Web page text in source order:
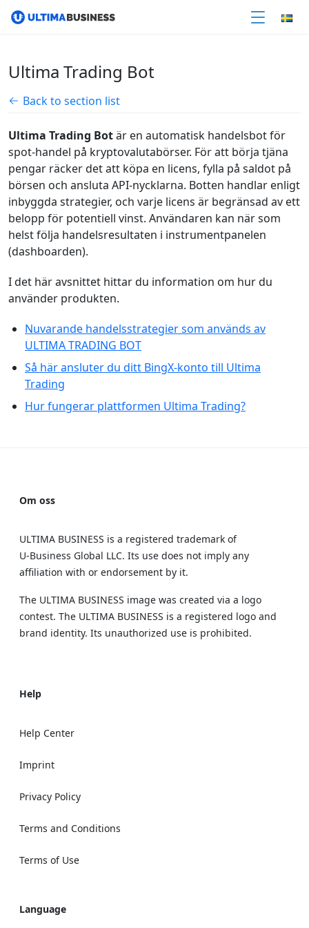
Ultima Trading Bot
Back to section list
Ultima Trading Botär en automatisk handelsbot för
spot-handel på kryptovalutabörser. För att börja tjäna
pengar räcker det att köpa en licens, fylla på saldot på
börsen och ansluta API-nycklarna. Botten handlar enligt
inbyggda strategier, och varje licens är begränsad av ett
belopp för potentiell vinst. Användaren kan när som
helst följa handelsresultaten i instrumentpanelen
(dashboarden).
I det här avsnittet hittar du information om hur du
använder produkten.
Nuvarande handelsstrategier som används av
ULTIMA TRADING BOT
Så här ansluter du ditt BingX-konto till Ultima
Trading
Hur fungerar plattformen Ultima Trading?
Om oss
ULTIMA BUSINESS is a registered trademark of
U‑Business Global LLC. Its use does not imply any
affiliation with or endorsement by it.
The ULTIMA BUSINESS image was created via a logo
contest. The ULTIMA BUSINESS is a registered logo and
brand identity. Its unauthorized use is prohibited.
Help
Help Center
Imprint
Privacy Policy
Terms and Conditions
Terms of Use
Language